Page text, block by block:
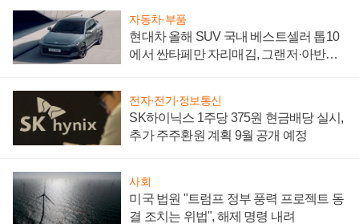
자동차·부품
현대차 올해 SUV 국내 베스트셀러 톱10
에서 싼타페만 자리매김, 그랜저·아반떼
전자·전기·정보통신
SK하이닉스 1주당 375원 현금배당 실시,
추가 주주환원 계획 9월 공개 예정
사회
미국 법원 "트럼프 정부 풍력 프로젝트 동
결 조치는 위법", 해제 명령 내려